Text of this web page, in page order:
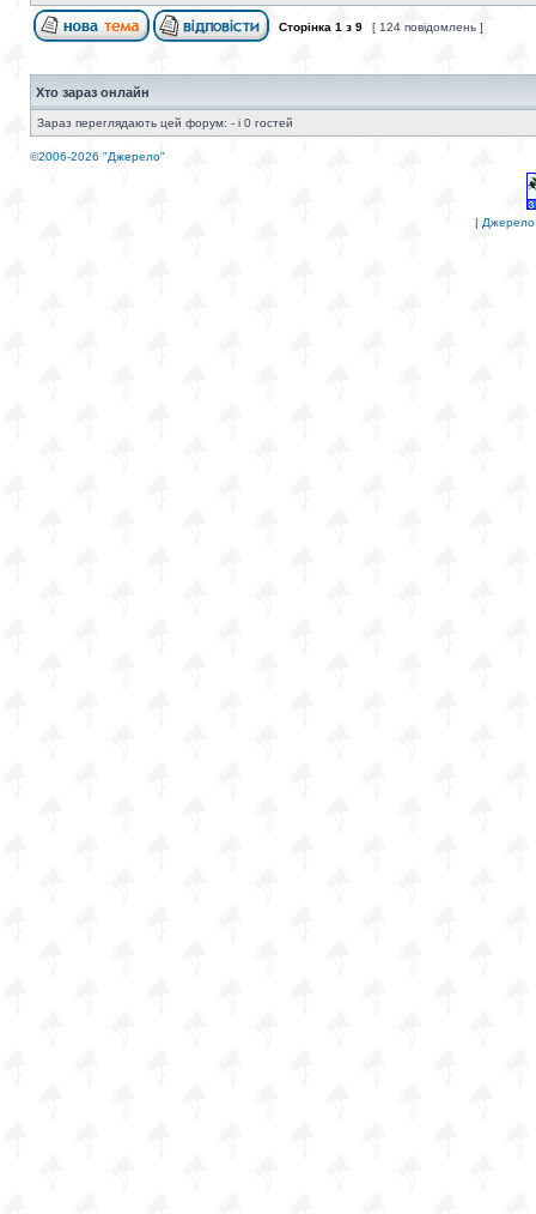
Сторінка 1 з 9 [ 124 повідомлень ]
Хто зараз онлайн
Зараз переглядають цей форум: - і 0 гостей
©2006-2026 "Джерело"
| Джерело